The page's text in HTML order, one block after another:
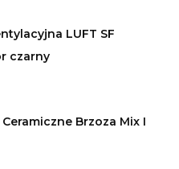
LUFT SF
czarny
Brzoza Mix I